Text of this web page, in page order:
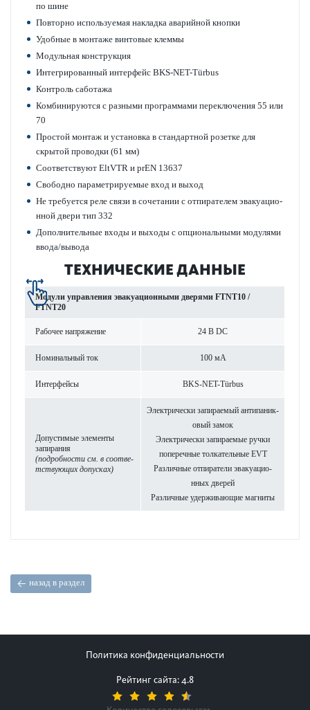
по шине
Повт­орно исполь­зуемая накладка авар­ийной кнопки
Удобные в монтаже винтовые клеммы
Модульная конструкция
Интегриро­ванный интерфейс BKS-NET-Türbus
Контроль саботажа
Комб­инируются с разными программами пер­е­кл­ючения 55 или
70
Простой монтаж и установка в стандартной розетке для
скрытой про­водки (61 мм)
Соотв­е­тствуют EltVTR и prEN 13637
Свободно параметриру­емые вход и выход
Не требуется реле связи в сочет­ании с отпирателем эвакуацио­
нной двери тип 332
Дополнительные входы и выходы с опцио­н­альными моду­лями
ввода/вывода
ТЕХНИЧЕСКИЕ ДАННЫЕ
Модули управ­ления эвакуацио­нными дверями FTNT10 /
FTNT20
Рабочее напряжение 24 В DC
Номинальный ток 100 мА
Интерфейсы BKS-NET-Türbus
Допу­ст­имые элементы
запирания
(под­робности см. в соотв­е­
тствующих допусках)
Электрически запираемый антипани­к­
овый замок
Электрически запираемые ручки
попе­р­ечные тол­кательные EVT
Различные отпиратели эвакуацио­
нных дверей
Различные удерживающие магниты
назад в раздел
Политика конфиденциальности
Рейтинг сайта: 4.8